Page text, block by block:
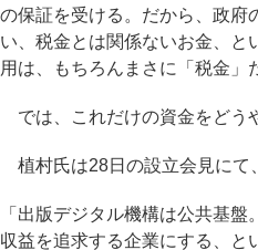
の保証を受ける。だから、政府
い、税金とは関係ないお金、と
用は、もちろんまさに「税金」
では、これだけの資金をどう
植村氏は28日の設立会見にて
「出版デジタル機構は公共基
収益を追求する企業にする、と